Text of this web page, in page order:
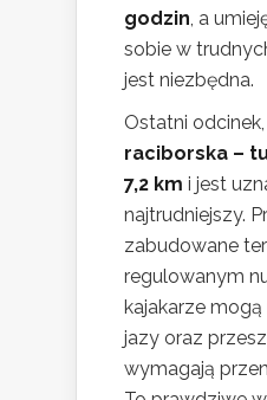
godzin , a
sobie w
jest niezbędna.
Ostatni odcinek,
raciborska –
7,2 km i jest
najtrudniejszy.
zabudowane
regulowanym
kajakarze mogą
jazy oraz
wymagają